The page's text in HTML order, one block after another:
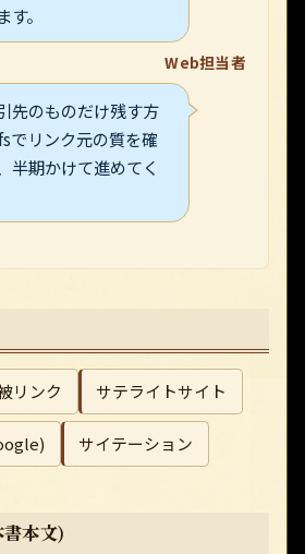
。
Web担当者
先のものだけ残す方
でリンク元の質を確
半期かけて進めてく
リンク サテライトサイト
サイテーション
本文)